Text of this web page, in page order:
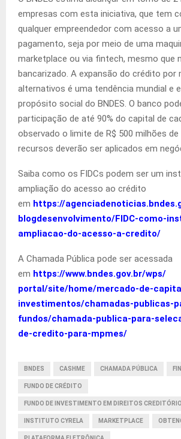
empresas com esta iniciativa, que tem
qualquer empreendedor com acesso a
pagamento, seja por meio de uma
marketplace ou via fintech, mesmo que
bancarizado. A expansão do crédito por
alternativos é uma tendência mundial e
propósito social do BNDES. O banco
participação de até 90% do capital de
observado o limite de R$ 500 milhões de
recursos deverão ser aplicados em
Saiba como os FIDCs podem ser um
ampliação do acesso ao crédito
em https://agenciadenoticias.
blogdesenvolvimento/FIDC-como-
ampliacao-do-acesso-a-credito/
A Chamada Pública pode ser acessada
em https://www.bndes.gov.br/wps/
portal/site/home/mercado-de-
investimentos/chamadas-publicas-
fundos/chamada-publica-para-
de-credito-para-mpmes/
BNDES CASHME CHAMADA PÚBLICA
FUNDO DE CRÉDITO
FUNDO DE INVESTIMENTO EM DIREITOS
INSTITUTO CYRELA MARKETPLACE